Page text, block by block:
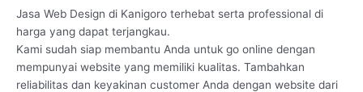
Jasa Web Design di Kanigoro terhebat serta professional di
harga yang dapat terjangkau.
Kami sudah siap membantu Anda untuk go online dengan
mempunyai website yang memiliki kualitas. Tambahkan
reliabilitas dan keyakinan customer Anda dengan website dari